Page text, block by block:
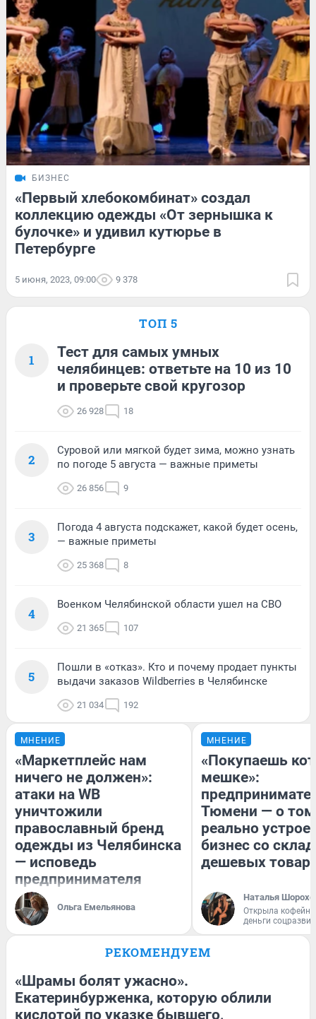
БИЗНЕС
«Первый хлебокомбинат» создал
коллекцию одежды «От зернышка к
булочке» и удивил кутюрье в
Петербурге
5 июня, 2023, 09:00 9 378
ТОП 5
1
Тест для самых умных
челябинцев: ответьте на 10 из 10
и проверьте свой кругозор
26 928 18
2
Суровой или мягкой будет зима, можно узнать
по погоде 5 августа — важные приметы
26 856 9
3
Погода 4 августа подскажет, какой будет осень,
— важные приметы
25 368 8
4
Военком Челябинской области ушел на СВО
21 365 107
5
Пошли в «отказ». Кто и почему продает пункты
выдачи заказов Wildberries в Челябинске
21 034 192
МНЕНИЕ
«Маркетплейс нам
ничего не должен»:
атаки на WB
уничтожили
православный бренд
одежды из Челябинска
— исповедь
предпринимателя
Ольга Емельянова
МНЕНИЕ
«Покупаешь
мешке»:
Тюмени — о
реально
бизнес со
дешевых
Наталья
Открыла
деньги
РЕКОМЕНДУЕМ
«Шрамы болят ужасно».
Екатеринбурженка, которую облили
кислотой по указке бывшего,